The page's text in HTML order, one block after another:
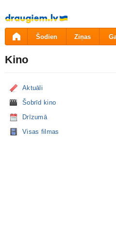
Pāriet
uz
saturu
Šodien Ziņas
Kino
Aktuāli
Šobrīd kino
Drīzumā
Visas filmas